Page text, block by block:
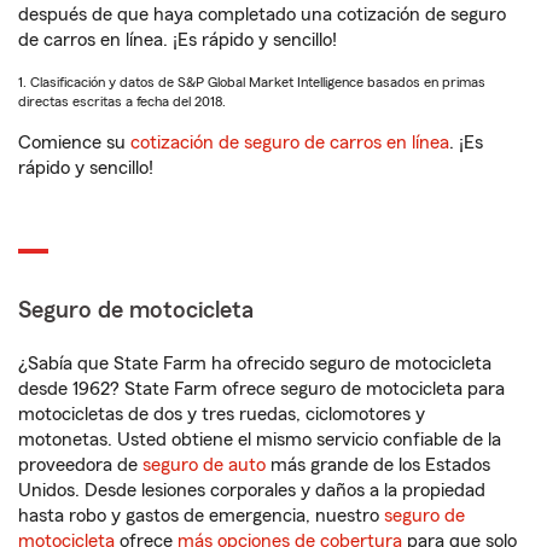
después de que haya completado una cotización de seguro
de carros en línea. ¡Es rápido y sencillo!
1. Clasificación y datos de S&P Global Market Intelligence basados en primas
directas escritas a fecha del 2018.
Comience su cotización de seguro de carros en línea. ¡Es
rápido y sencillo!
Seguro de motocicleta
¿Sabía que State Farm ha ofrecido seguro de motocicleta
desde 1962? State Farm ofrece seguro de motocicleta para
motocicletas de dos y tres ruedas, ciclomotores y
motonetas. Usted obtiene el mismo servicio confiable de la
proveedora de seguro de auto más grande de los Estados
Unidos. Desde lesiones corporales y daños a la propiedad
hasta robo y gastos de emergencia, nuestro seguro de
motocicleta ofrece más opciones de cobertura para que solo